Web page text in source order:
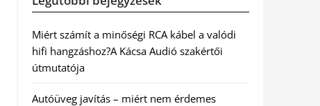
Miért számít a minőségi RCA kábel a valódi
hifi hangzáshoz?A Kácsa Audió szakértői
útmutatója
Autóüveg javítás – miért nem érdemes